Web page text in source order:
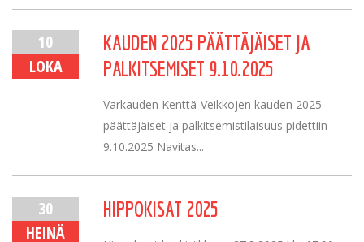
10
LOKA
KAUDEN 2025 PÄÄTTÄJÄISET JA
PALKITSEMISET 9.10.2025
Varkauden Kenttä-Veikkojen kauden 2025
päättäjäiset ja palkitsemistilaisuus pidettiin
9.10.2025 Navitas...
30
HEINÄ
HIPPOKISAT 2025